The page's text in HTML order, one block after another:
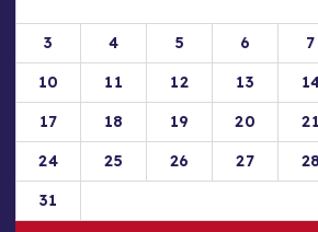
3
4 5 6 7
10
11 12 13 14
17
18 19 20 21
24